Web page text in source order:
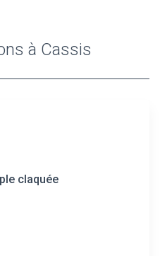
à Cassis
claquée